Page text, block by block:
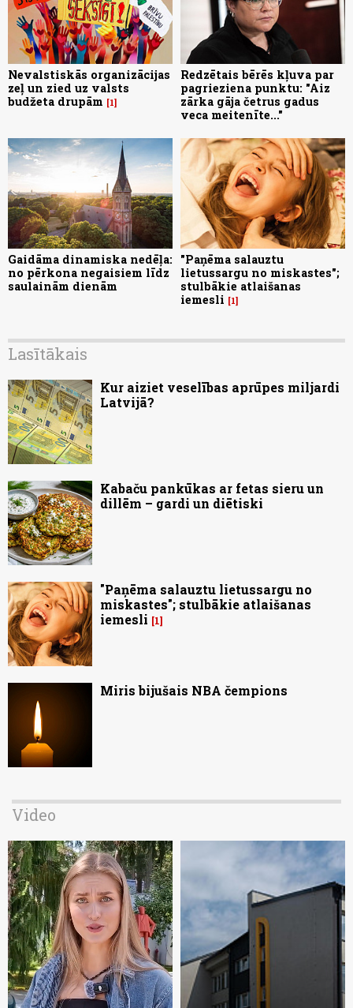
Nevalstiskās organizācijas
zeļ un zied uz valsts
budžeta drupām
1
Redzētais bērēs kļuva par
pagrieziena punktu: "Aiz
zārka gāja četrus gadus
veca meitenīte..."
Gaidāma dinamiska nedēļa:
no pērkona negaisiem līdz
saulainām dienām
"Paņēma salauztu
lietussargu no miskastes";
stulbākie atlaišanas
iemesli
1
Lasītākais
Kur aiziet veselības aprūpes miljardi
Latvijā?
Kabaču pankūkas ar fetas sieru un
dillēm – gardi un diētiski
"Paņēma salauztu lietussargu no
miskastes"; stulbākie atlaišanas
iemesli
1
Miris bijušais NBA čempions
Video